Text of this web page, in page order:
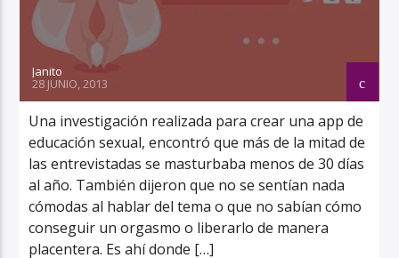
Janito
28 JUNIO, 2013
Una investigación realizada para crear una app de
educación sexual, encontró que más de la mitad de
las entrevistadas se masturbaba menos de 30 días
al año. También dijeron que no se sentían nada
cómodas al hablar del tema o que no sabían cómo
conseguir un orgasmo o liberarlo de manera
placentera. Es ahí donde […]